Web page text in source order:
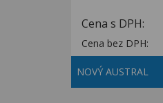
Cena s DPH:
Cena bez DPH:
NOVÝ AUSTRAL